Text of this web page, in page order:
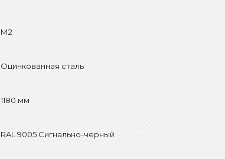
М2
Оцинкованная сталь
1180 мм
RAL 9005 Сигнально-черный